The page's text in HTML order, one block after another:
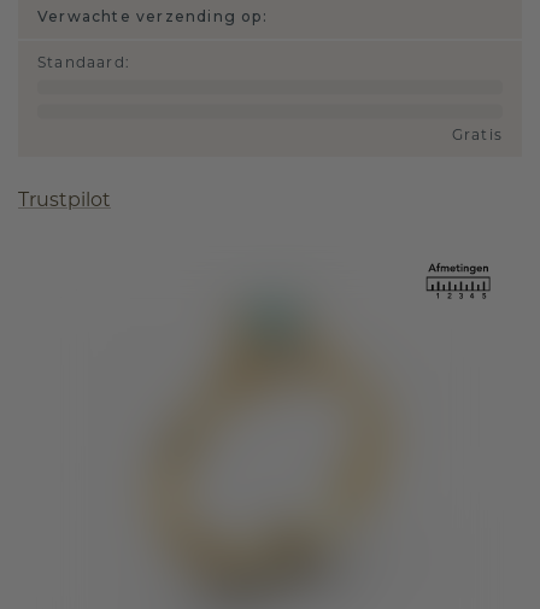
Verwachte verzending op:
Standaard :
Gratis
Trustpilot